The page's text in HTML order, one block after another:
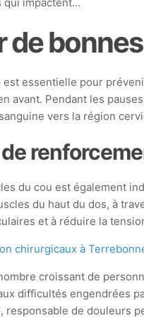
est essentielle pour
avant. Pendant les
vers la région
du cou est également
du haut du dos, à
et à réduire la
chirurgicaux à
croissant de
difficultés engendrées
responsable de douleurs